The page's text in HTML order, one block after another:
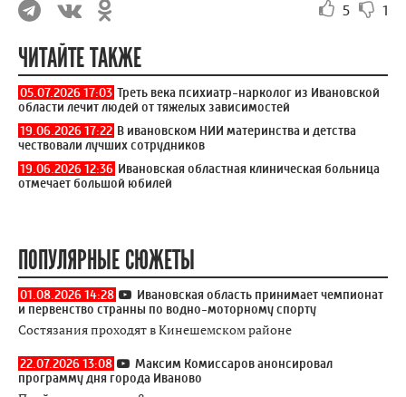
5 1
ЧИТАЙТЕ ТАКЖЕ
05.07.2026 17:03 Треть века психиатр-нарколог из Ивановской
области лечит людей от тяжелых зависимостей
19.06.2026 17:22 В ивановском НИИ материнства и детства
чествовали лучших сотрудников
19.06.2026 12:36 Ивановская областная клиническая больница
отмечает большой юбилей
ПОПУЛЯРНЫЕ СЮЖЕТЫ
01.08.2026 14:28
Ивановская область принимает чемпионат
и первенство странны по водно-моторному спорту
Состязания проходят в Кинешемском районе
22.07.2026 13:08
Максим Комиссаров анонсировал
программу дня города Иваново